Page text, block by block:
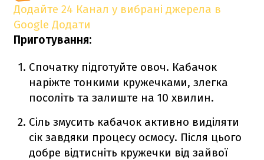
Додайте 24 Канал у вибрані джерела в
Google Додати
Приготування:
Спочатку підготуйте овоч. Кабачок
наріжте тонкими кружечками, злегка
посоліть та залиште на 10 хвилин.
Сіль змусить кабачок активно виділяти
сік завдяки процесу осмосу. Після цього
добре відтисніть кружечки від зайвої